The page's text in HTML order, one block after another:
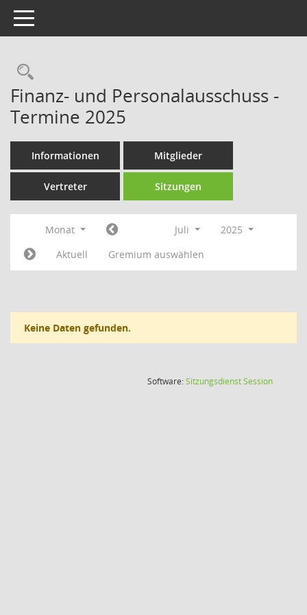
Toggle navigation
Rechercheauswahl
Finanz- und Personalausschuss -
Termine 2025
Informationen Mitglieder
Vertreter Sitzungen
Monat Juli
2025
Aktuell
Gremium auswählen
Keine Daten gefunden.
Software:SitzungsdienstSession(Wird in